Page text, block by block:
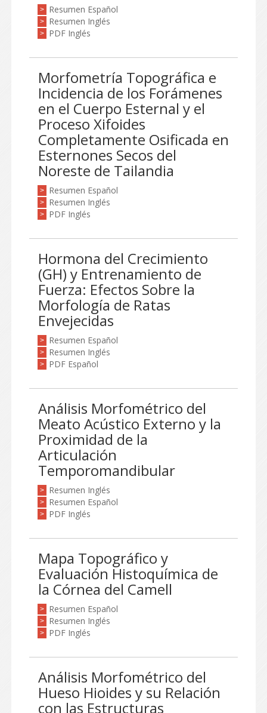
> Resumen Español
> Resumen Inglés
> PDF Inglés
Morfometría Topográfica e
Incidencia de los Forámenes
en el Cuerpo Esternal y el
Proceso Xifoides
Completamente Osificada en
Esternones Secos del
Noreste de Tailandia
> Resumen Español
> Resumen Inglés
> PDF Inglés
Hormona del Crecimiento
(GH) y Entrenamiento de
Fuerza: Efectos Sobre la
Morfología de Ratas
Envejecidas
> Resumen Español
> Resumen Inglés
> PDF Español
Análisis Morfométrico del
Meato Acústico Externo y la
Proximidad de la
Articulación
Temporomandibular
> Resumen Inglés
> Resumen Español
> PDF Inglés
Mapa Topográfico y
Evaluación Histoquímica de
la Córnea del Camell
> Resumen Español
> Resumen Inglés
> PDF Inglés
Análisis Morfométrico del
Hueso Hioides y su Relación
con las Estructuras